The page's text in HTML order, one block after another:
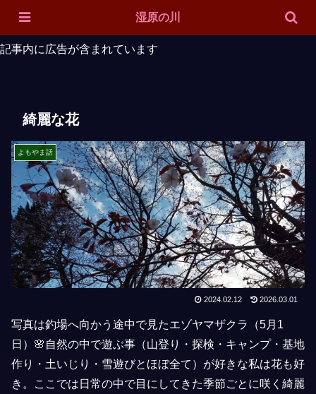
ホーム ルアー紹介 サイトマップ
記事内に広告が含まれています
綺麗な花
よもやま話
2024.02.12 2026.03.01
写真は釣場へ向かう途中で見たエゾヤマザクラ（5月1
日）🌸自然の中で遊ぶ事（山登り・探検・キャンプ・基地
作り・土いじり・雪遊びとほぼ全て）が好きな私は花も好
き。ここでは日常の中で目にしてきた季節ごとに咲く綺麗
湿原の川